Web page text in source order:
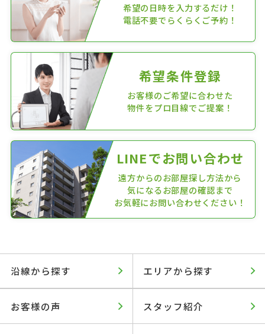
希望の日時を入力するだけ！
電話不要でらくらくご予約！
希望条件登録
お客様のご希望に合わせた
物件をプロ目線でご提案！
LINEでお問い合わせ
遠方からのお部屋探し方法から
気になるお部屋の確認まで
お気軽にお問い合わせください！
沿線から探す エリアから探す
お客様の声 スタッフ紹介